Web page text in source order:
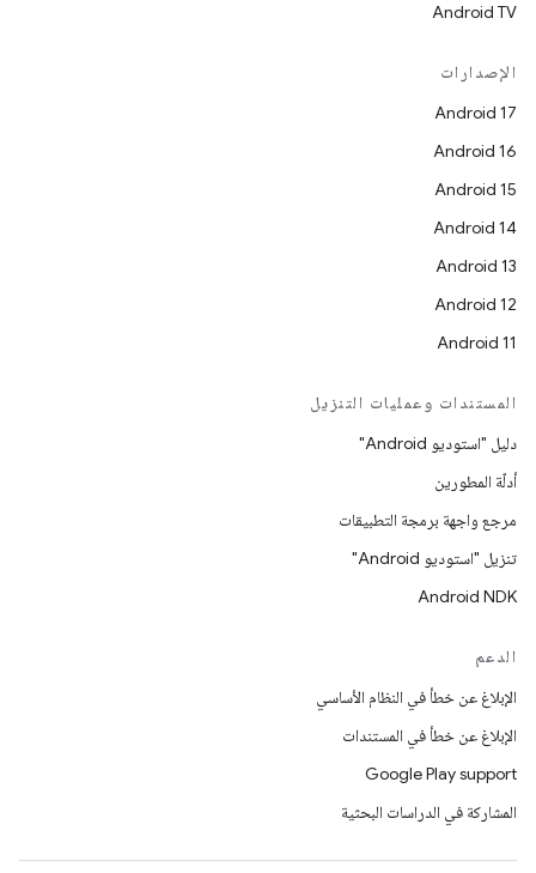
Android TV
الإصدارات
Android 17
Android 16
Android 15
Android 14
Android 13
Android 12
Android 11
المستندات وعمليات التنزيل
دليل "استوديو Android"
أدلّة المطورين
مرجع واجهة برمجة التطبيقات
تنزيل "استوديو Android"
Android NDK
الدعم
الإبلاغ عن خطأ في النظام الأساسي
الإبلاغ عن خطأ في المستندات
Google Play support
المشاركة في الدراسات البحثية